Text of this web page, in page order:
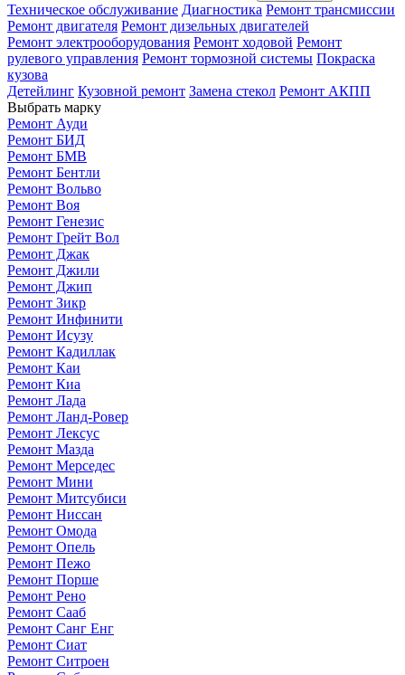
Техническое обслуживание Диагностика Ремонт трансмиссии
Ремонт двигателя Ремонт дизельных двигателей
Ремонт электрооборудования Ремонт ходовой Ремонт
рулевого управления Ремонт тормозной системы Покраска
кузова
Детейлинг Кузовной ремонт Замена стекол Ремонт АКПП
Выбрать марку
Ремонт Ауди
Ремонт БИД
Ремонт БМВ
Ремонт Бентли
Ремонт Вольво
Ремонт Воя
Ремонт Генезис
Ремонт Грейт Вол
Ремонт Джак
Ремонт Джили
Ремонт Джип
Ремонт Зикр
Ремонт Инфинити
Ремонт Исузу
Ремонт Кадиллак
Ремонт Каи
Ремонт Киа
Ремонт Лада
Ремонт Ланд-Ровер
Ремонт Лексус
Ремонт Мазда
Ремонт Мерседес
Ремонт Мини
Ремонт Митсубиси
Ремонт Ниссан
Ремонт Омода
Ремонт Опель
Ремонт Пежо
Ремонт Порше
Ремонт Рено
Ремонт Сааб
Ремонт Санг Енг
Ремонт Сиат
Ремонт Ситроен